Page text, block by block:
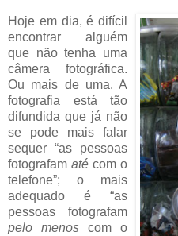
Hoje em dia, é difícil
encontrar alguém
que não tenha uma
câmera fotográfica.
Ou mais de uma. A
fotografia está tão
difundida que já não
se pode mais falar
sequer “as pessoas
fotografam até com o
telefone”; o mais
adequado é “as
pessoas fotografam
pelo menos com o